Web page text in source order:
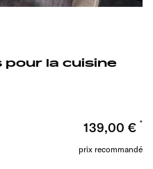
pour la cuisine
139,00 €
prix recommandé